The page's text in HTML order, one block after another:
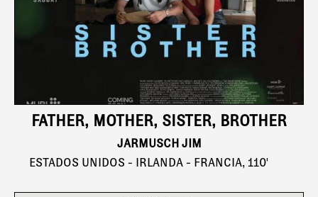
FATHER, MOTHER, SISTER, BROTHER
JARMUSCH JIM
ESTADOS UNIDOS - IRLANDA - FRANCIA, 110'